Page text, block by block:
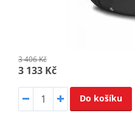
3 406 Kč
3 133 Kč
Do košíku